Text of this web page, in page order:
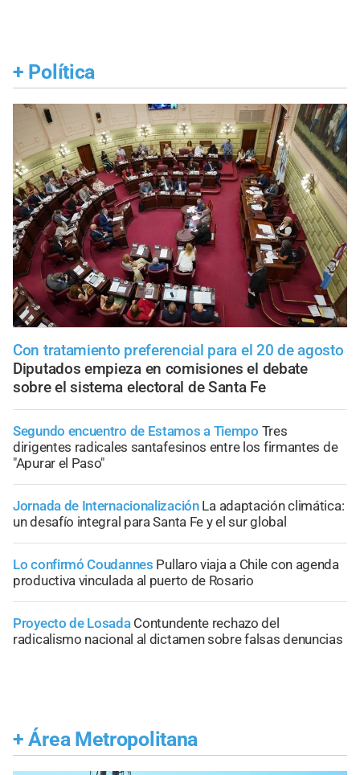
+ Política
Con tratamiento preferencial para el 20 de agosto
Diputados empieza en comisiones el debate
sobre el sistema electoral de Santa Fe
Segundo encuentro de Estamos a Tiempo Tres
dirigentes radicales santafesinos entre los firmantes de
"Apurar el Paso"
Jornada de Internacionalización La adaptación climática:
un desafío integral para Santa Fe y el sur global
Lo confirmó Coudannes Pullaro viaja a Chile con agenda
productiva vinculada al puerto de Rosario
Proyecto de Losada Contundente rechazo del
radicalismo nacional al dictamen sobre falsas denuncias
+ Área Metropolitana